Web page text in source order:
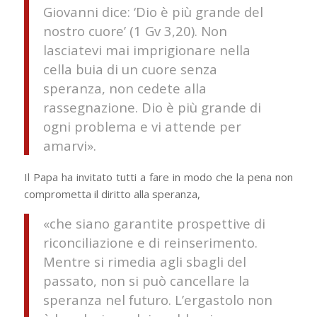
Giovanni dice: ‘Dio è più grande del
nostro cuore’ (1 Gv 3,20). Non
lasciatevi mai imprigionare nella
cella buia di un cuore senza
speranza, non cedete alla
rassegnazione. Dio è più grande di
ogni problema e vi attende per
amarvi».
Il Papa ha invitato tutti a fare in modo che la pena non
comprometta il diritto alla speranza,
«che siano garantite prospettive di
riconciliazione e di reinserimento.
Mentre si rimedia agli sbagli del
passato, non si può cancellare la
speranza nel futuro. L’ergastolo non